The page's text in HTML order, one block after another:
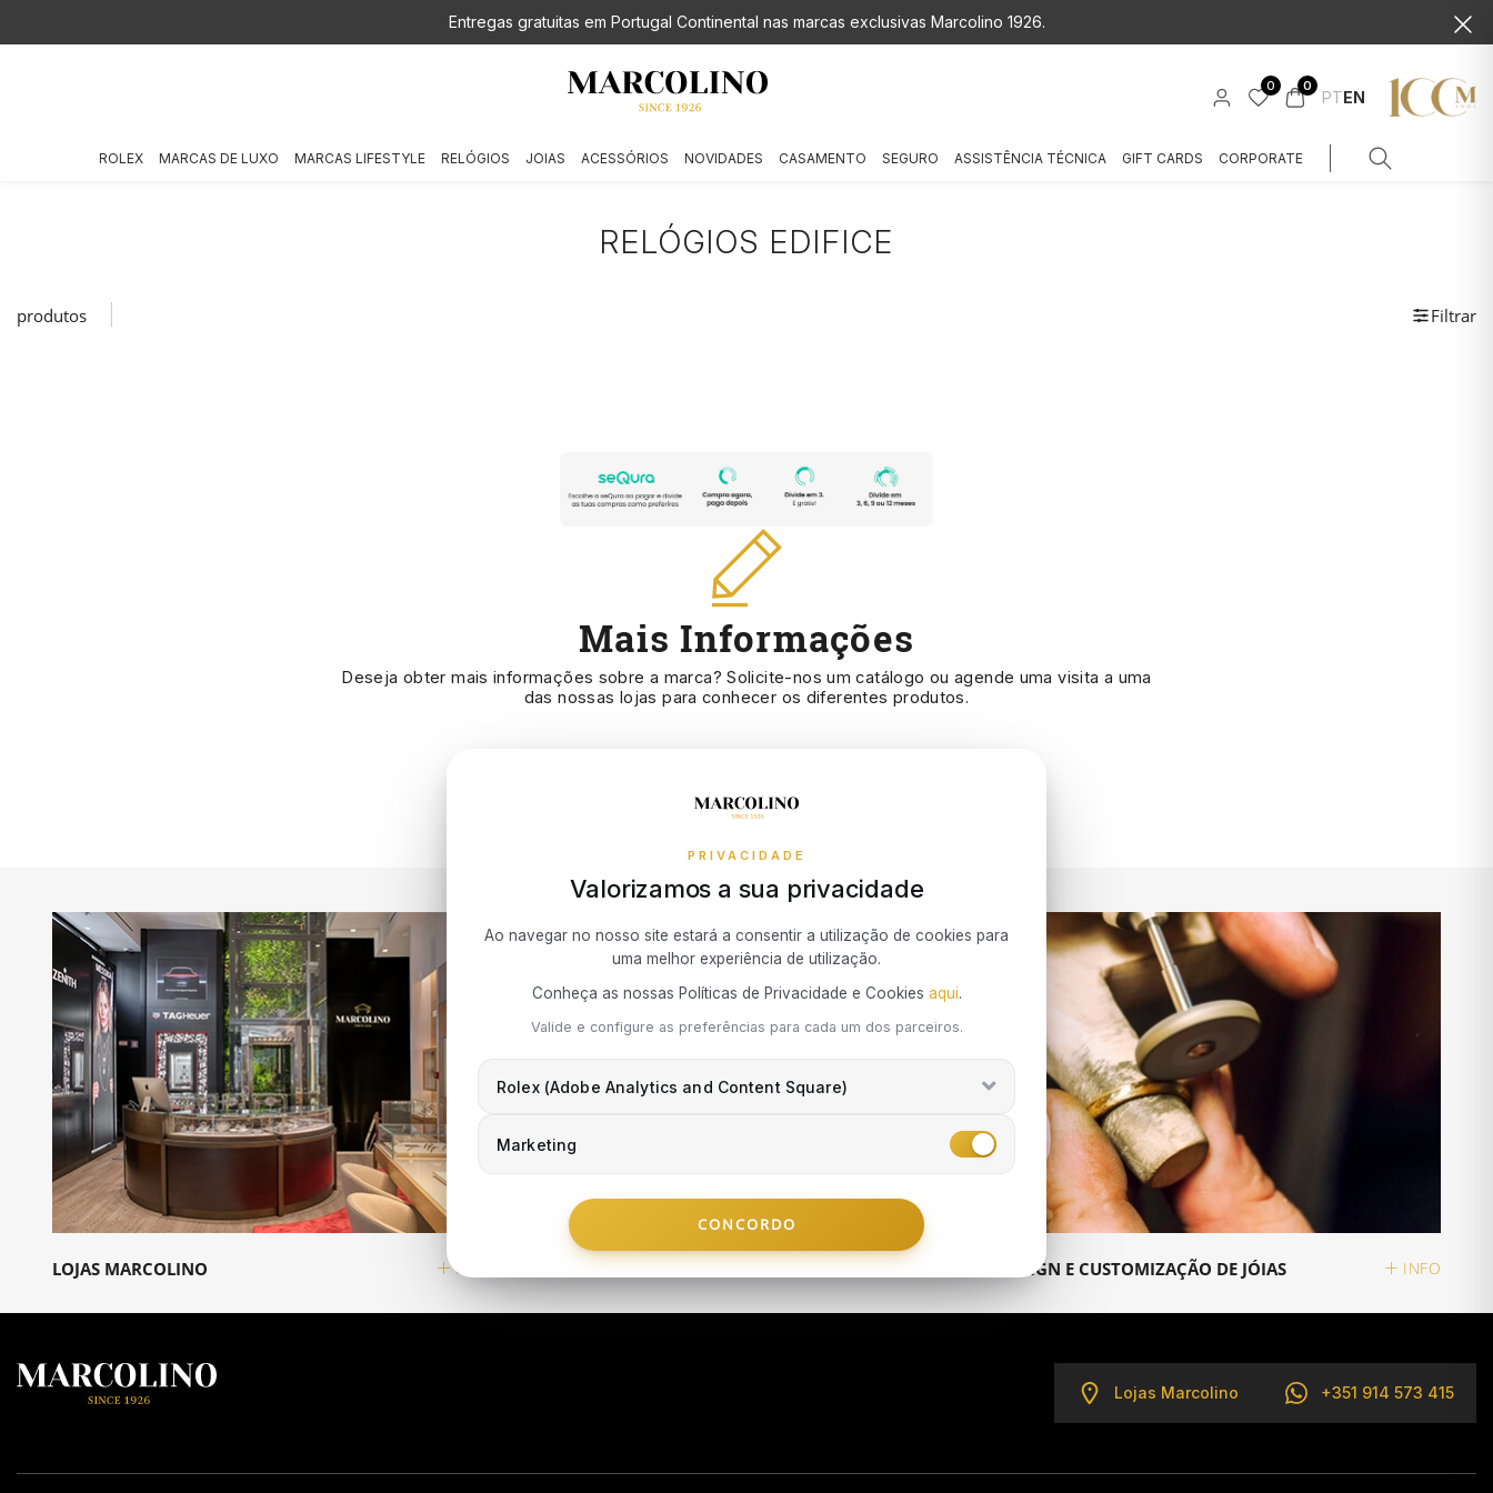
Entregas gratuitas em Portugal Continental nas marcas exclusivas Marcolino 1926.
0 0
EN
PT
ROLEX MARCAS DE LUXO MARCAS LIFESTYLE RELÓGIOS JOIAS ACESSÓRIOS NOVIDADES CASAMENTO SEGURO ASSISTÊNCIA TÉCNICA GIFT CARDS CORPORATE
RELÓGIOS EDIFICE
produtos Filtrar
Mais Informações
Deseja obter mais informações sobre a marca? Solicite-nos um catálogo ou agende uma visita a uma
das nossas lojas para conhecer os diferentes produtos.
LOJAS MARCOLINO INFO ASSISTÊNCIA TÉCNICA DESIGN E CUSTOMIZAÇÃO DE JÓIAS INFO
Lojas Marcolino +351 914 573 415
PRIVACIDADE
Valorizamos a sua privacidade
Ao navegar no nosso site estará a consentir a utilização de cookies para
uma melhor experiência de utilização.
Conheça as nossas Políticas de Privacidade e Cookies aqui.
Valide e configure as preferências para cada um dos parceiros.
Rolex (Adobe Analytics and Content Square)
Marketing
CONCORDO